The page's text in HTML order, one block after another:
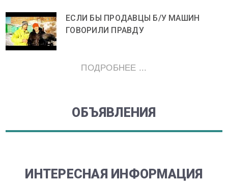
ЕСЛИ БЫ ПРОДАВЦЫ Б/У МАШИН
ГОВОРИЛИ ПРАВДУ
ПОДРОБНЕЕ ...
ОБЪЯВЛЕНИЯ
ИНТЕРЕСНАЯ ИНФОРМАЦИЯ